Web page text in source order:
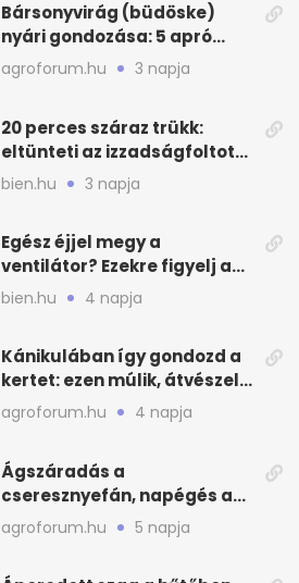
Bársonyvirág (büdöske)
nyári gondozása: 5 apró
lépés a dús virágzásért
agroforum.hu 3 napja
20 perces száraz trükk:
eltünteti az izzadságfoltot
és a szagot a matracról
bien.hu 3 napja
Egész éjjel megy a
ventilátor? Ezekre figyelj a
hőségben alvásnál
bien.hu 4 napja
Kánikulában így gondozd a
kertet: ezen múlik, átvészeli-
e a hőséget
agroforum.hu 4 napja
Ágszáradás a
cseresznyefán, napégés a
kajszin: mit tehetsz most?
agroforum.hu 5 napja